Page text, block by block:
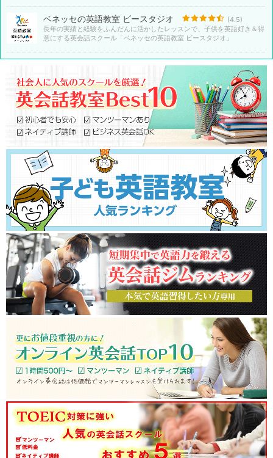
ベネッセの英語教室 ビースタジオ
(4.5)
長年の実績と経験をふんだんに活かしたレッスンで、子供を英語好き＆得
意にする英会話スクール「ベネッセの英語教室 ビースタジオ」